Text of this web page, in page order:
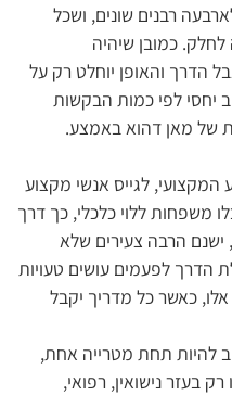
רבנים שונים, ושכל
כמובן שיהיה
הדרך והאופן יוחלט רק על
יחסי לפי כמות הבקשות
של מאן דהוא באמצע.
המקצועי, לגייס אנשי מקצוע
משפחות ללוי כלכלי, כך דרך
ישנם הרבה צעירים שלא
הדרך לפעמים עושים טעויות
כאשר כל מדריך יקבל
להיות תחת מטרייה אחת,
בעזר נישואין, רפואי,